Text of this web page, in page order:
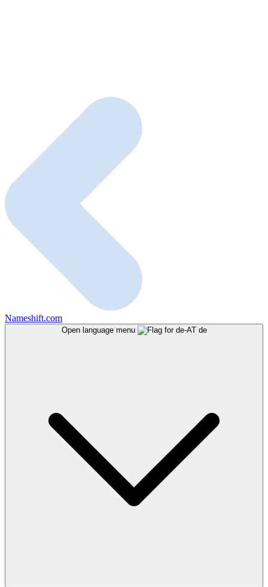
Nameshift.com
Open language menu de